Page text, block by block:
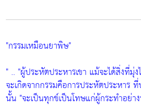
"กรรมเหมือนยาพิษ"
" .. "ผู้ประหัตประหารเขา แม้จะได้สิ่งที่มุ่ง
จะเกิดจากกรรมคือการประหัตประหาร
นั้น "จะเป็นทุกข์เป็นโทษแก่ผู้กระทำอย่า